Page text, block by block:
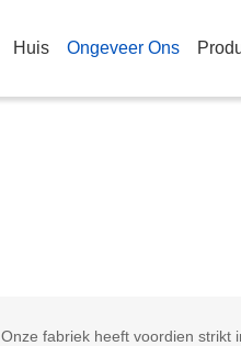
Huis Ongeveer Ons
Onze fabriek heeft voordien strikt